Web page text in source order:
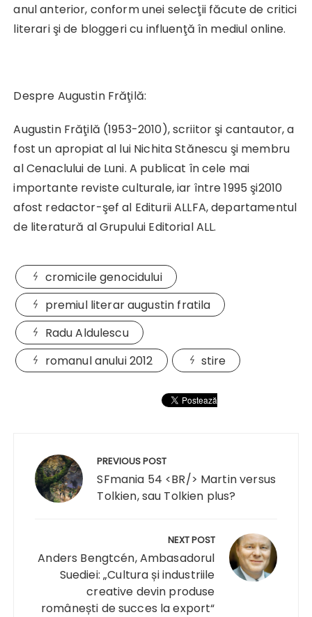
anul anterior, conform unei selecţii făcute de critici
literari şi de bloggeri cu influenţă în mediul online.
Despre Augustin Frăţilă:
Augustin Frăţilă (1953-2010), scriitor şi cantautor, a
fost un apropiat al lui Nichita Stănescu şi membru
al Cenaclului de Luni. A publicat în cele mai
importante reviste culturale, iar între 1995 şi2010
afost redactor-şef al Editurii ALLFA, departamentul
de literatură al Grupului Editorial ALL.
cromicile genocidului
premiul literar augustin fratila
Radu Aldulescu
romanul anului 2012
stire
articole
PREVIOUS POST
SFmania 54 <BR/> Martin versus
Tolkien, sau Tolkien plus?
NEXT POST
Anders Bengtcén, Ambasadorul
Suediei: „Cultura și industriile
creative devin produse
românești de succes la export“